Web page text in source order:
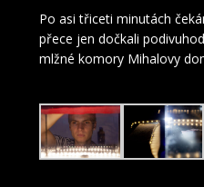
Po asi třiceti minutách
přece jen dočkali
mlžné komory Mihalovy